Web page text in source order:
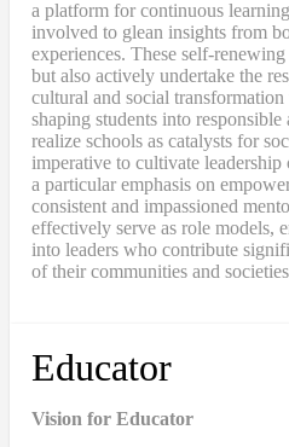
a platform for continuous
involved to glean insights from
experiences. These self-
but also actively undertake the
cultural and social
shaping students into
realize schools as catalysts for
imperative to cultivate
a particular emphasis on
consistent and impassioned
effectively serve as role models,
into leaders who contribute
of their communities and
Educator
Vision for Educator